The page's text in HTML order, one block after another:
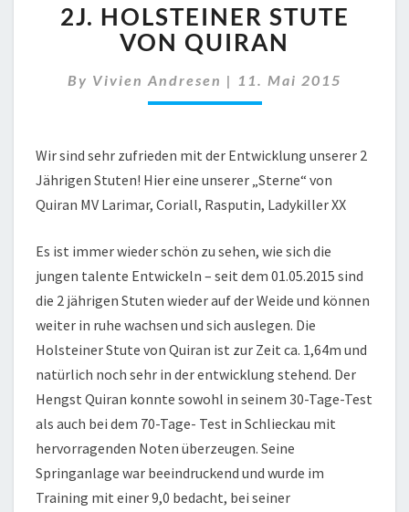
HOLSTEINER
STUTE
VON
QUIRAN
2J. HOLSTEINER STUTE
VON QUIRAN
By Vivien Andresen | 11. Mai 2015
Wir sind sehr zufrieden mit der Entwicklung unserer 2
Jährigen Stuten! Hier eine unserer „Sterne“ von
Quiran MV Larimar, Coriall, Rasputin, Ladykiller XX
Es ist immer wieder schön zu sehen, wie sich die
jungen talente Entwickeln – seit dem 01.05.2015 sind
die 2 jährigen Stuten wieder auf der Weide und können
weiter in ruhe wachsen und sich auslegen. Die
Holsteiner Stute von Quiran ist zur Zeit ca. 1,64m und
natürlich noch sehr in der entwicklung stehend. Der
Hengst Quiran konnte sowohl in seinem 30-Tage-Test
als auch bei dem 70-Tage- Test in Schlieckau mit
hervorragenden Noten überzeugen. Seine
Springanlage war beeindruckend und wurde im
Training mit einer 9,0 bedacht, bei seiner